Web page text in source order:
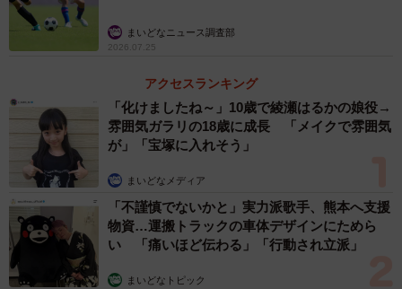
まいどなニュース調査部
2026.07.25
アクセスランキング
「化けましたね～」10歳で綾瀬はるかの娘役→
雰囲気ガラリの18歳に成長 「メイクで雰囲気
が」「宝塚に入れそう」
まいどなメディア
「不謹慎でないかと」実力派歌手、熊本へ支援
物資…運搬トラックの車体デザインにためら
い 「痛いほど伝わる」「行動され立派」
まいどなトピック